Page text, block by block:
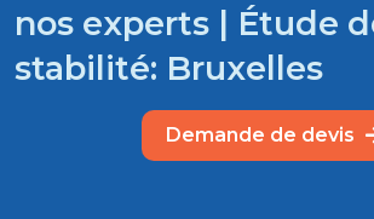
nos experts | Étude
stabilité: Bruxelles
Demande de devis